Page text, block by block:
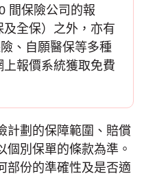
間保險公司的報
及全保）之外，亦有
、自願醫保等多種
報價系統獲取免費
計劃的保障範圍、賠償
個別保單的條款為準。
部份的準確性及是否適